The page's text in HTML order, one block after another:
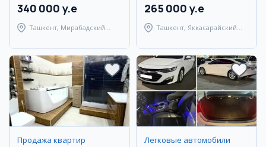
340 000 y.e
Ташкент, Мирабадский
265 000 y.e
Ташкент, Яккасарайский
Продажа квартир Легковые автомобили